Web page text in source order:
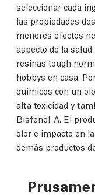
seleccionar cada
las propiedades
menores efectos
aspecto de la
resinas tough
hobbys en casa.
químicos con un
alta toxicidad y
Bisfenol-A. El
olor e impacto en
demás productos